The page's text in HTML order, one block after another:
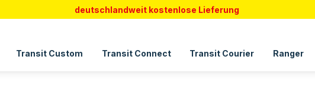
deutschlandweit kostenlose Lieferung
Transit Custom Transit Connect Transit Courier Ranger